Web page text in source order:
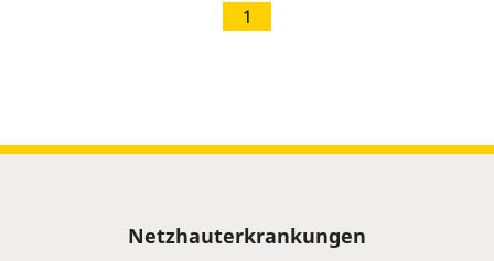
1
Netzhauterkrankungen